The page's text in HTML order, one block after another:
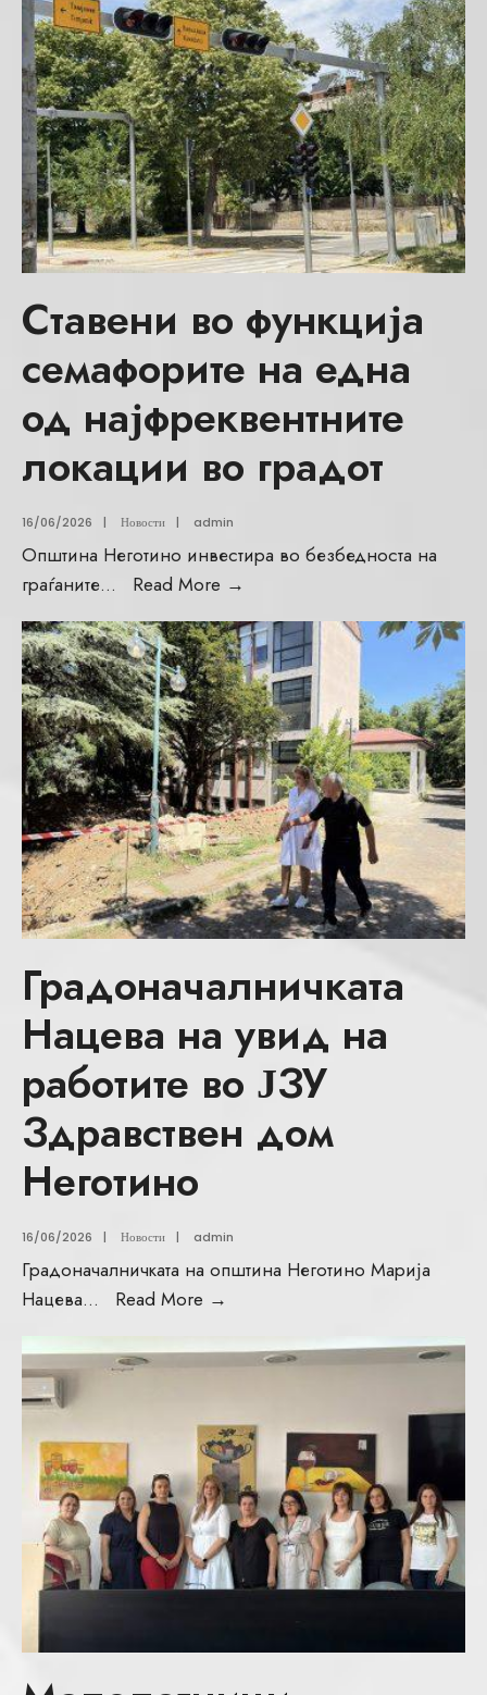
Ставени во функција
семафорите на една
од најфреквентните
локации во градот
16/06/2026 | Новости | admin
Општина Неготино инвестира во безбедноста на
граѓаните... Read More →
Градоначалничката
Нацева на увид на
работите во ЈЗУ
Здравствен дом
Неготино
16/06/2026 | Новости | admin
Градоначалничката на општина Неготино Марија
Нацева... Read More →